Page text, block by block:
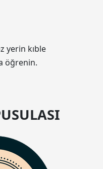
yerin kıble
öğrenin.